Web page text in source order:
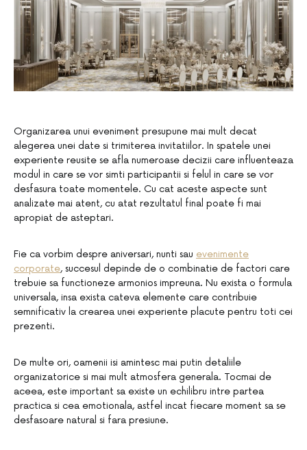
Organizarea unui eveniment presupune mai mult decat
alegerea unei date si trimiterea invitatiilor. In spatele unei
experiente reusite se afla numeroase decizii care influenteaza
modul in care se vor simti participantii si felul in care se vor
desfasura toate momentele. Cu cat aceste aspecte sunt
analizate mai atent, cu atat rezultatul final poate fi mai
apropiat de asteptari.
Fie ca vorbim despre aniversari, nunti sau evenimente
corporate, succesul depinde de o combinatie de factori care
trebuie sa functioneze armonios impreuna. Nu exista o formula
universala, insa exista cateva elemente care contribuie
semnificativ la crearea unei experiente placute pentru toti cei
prezenti.
De multe ori, oamenii isi amintesc mai putin detaliile
organizatorice si mai mult atmosfera generala. Tocmai de
aceea, este important sa existe un echilibru intre partea
practica si cea emotionala, astfel incat fiecare moment sa se
desfasoare natural si fara presiune.